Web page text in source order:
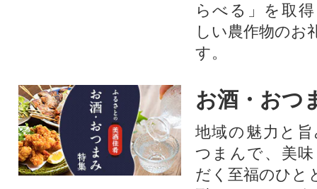
らべる」を取
しい農作物のお
す。​
お酒・おつ
地域の魅力と
つまんで、美
だく至福のひと